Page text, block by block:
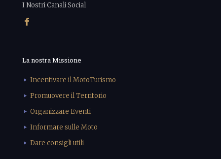
I Nostri Canali Social
La nostra Missione
Incentivare il MotoTurismo
Promuovere il Territorio
Organizzare Eventi
Informare sulle Moto
Dare consigli utili